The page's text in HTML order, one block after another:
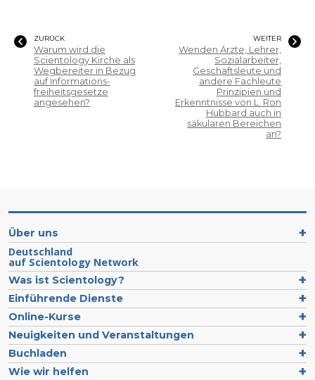
ZURÜCK
Warum wird die
Scientology Kirche als
Wegbereiter in Bezug
auf Informations-
freiheitsgesetze
angesehen?
WEITER
Wenden Ärzte, Lehrer,
Sozialarbeiter,
Geschäftsleute und
andere Fachleute
Prinzipien und
Erkenntnisse von L. Ron
Hubbard auch in
säkularen Bereichen
an?
Über uns
Deutschland
auf Scientology Network
Was ist Scientology?
Einführende Dienste
Online-Kurse
Neuigkeiten und Veranstaltungen
Buchladen
Wie wir helfen